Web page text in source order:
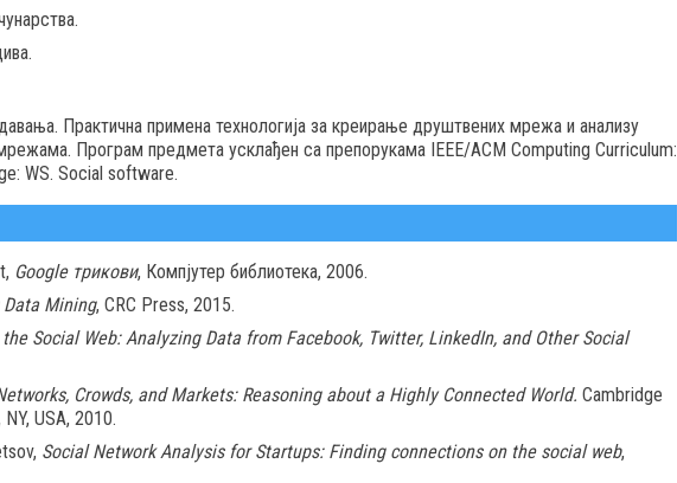
Практична примена технологија за креирање друштвених мрежа и анализу
Програм предмета усклађен са препорукaма IEEE/ACM Computing Curriculum:
WS. Social software.
Google трикови, Компјутер библиотека, 2006.
Mining, CRC Press, 2015.
Social Web: Analyzing Data from Facebook, Twitter, LinkedIn, and Other Social
Crowds, and Markets: Reasoning about a Highly Connected World. Cambridge
USA, 2010.
Social Network Analysis for Startups: Finding connections on the social web,